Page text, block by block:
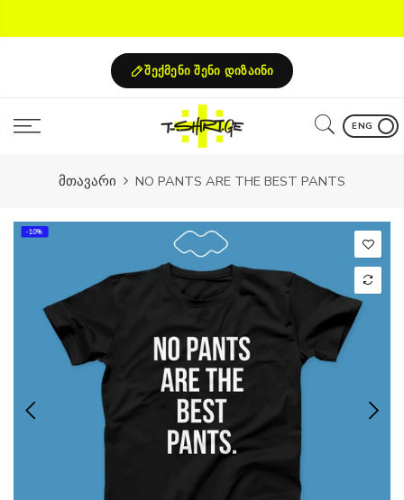
შექმენი შენი დიზაინი
ENG
მთავარი NO PANTS ARE THE BEST PANTS
-10%